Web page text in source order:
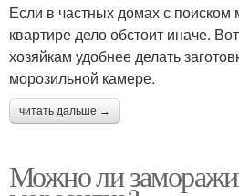
Если в частных домах с поиском
квартире дело обстоит иначе.
хозяйкам удобнее делать
морозильной камере.
читать дальше →
Можно ли